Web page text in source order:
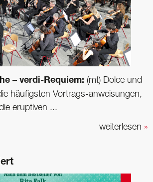
– verdi-Requiem: (mt) Dolce und
häufigsten Vortrags-anweisungen,
eruptiven ...
weiterlesen »